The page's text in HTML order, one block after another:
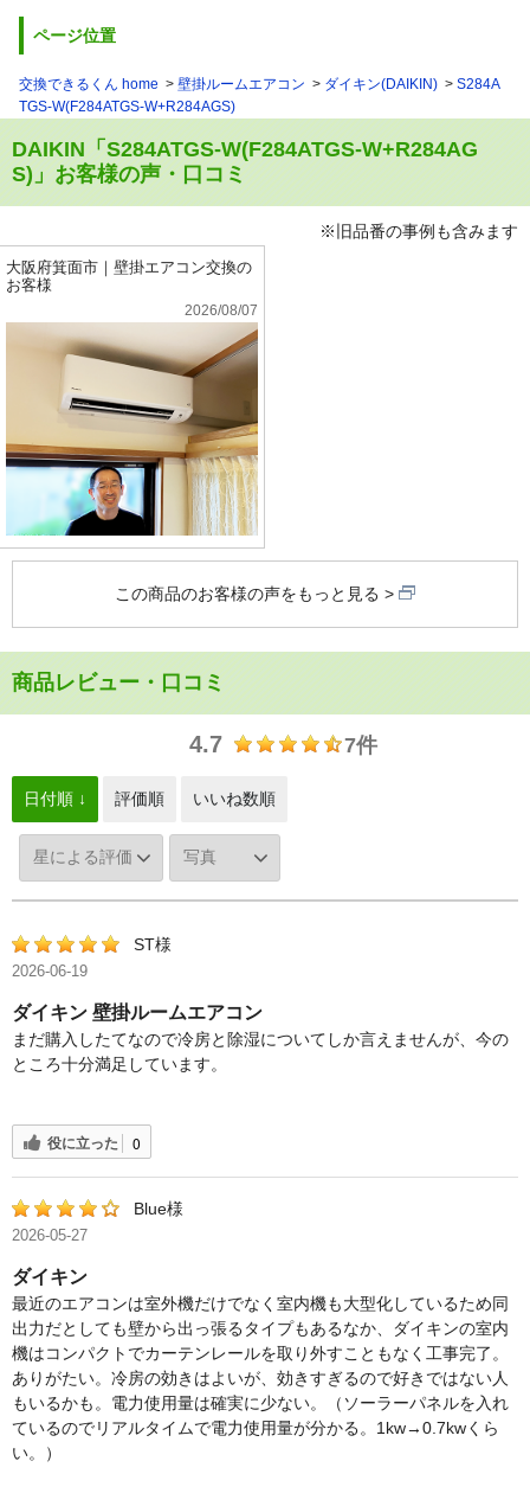
ページ位置
交換できるくん home 壁掛ルームエアコン ダイキン(DAIKIN)
S284A
TGS-W(F284ATGS-W+R284AGS)
DAIKIN「S284ATGS-W(F284ATGS-W+R284AG
S)」お客様の声・口コミ
※旧品番の事例も含みます
大阪府箕面市｜壁掛エアコン交換の
お客様
2026/08/07
この商品のお客様の声をもっと見る
商品レビュー・口コミ
4.7 7件
日付順 ↓ 評価順 いいね数順
ST様
2026-06-19
ダイキン 壁掛ルームエアコン
まだ購入したてなので冷房と除湿についてしか言えませんが、今の
ところ十分満足しています。
役に立った 0
Blue様
2026-05-27
ダイキン
最近のエアコンは室外機だけでなく室内機も大型化しているため同
出力だとしても壁から出っ張るタイプもあるなか、ダイキンの室内
機はコンパクトでカーテンレールを取り外すこともなく工事完了。
ありがたい。冷房の効きはよいが、効きすぎるので好きではない人
もいるかも。電力使用量は確実に少ない。（ソーラーパネルを入れ
ているのでリアルタイムで電力使用量が分かる。1kw→0.7kwくら
い。）